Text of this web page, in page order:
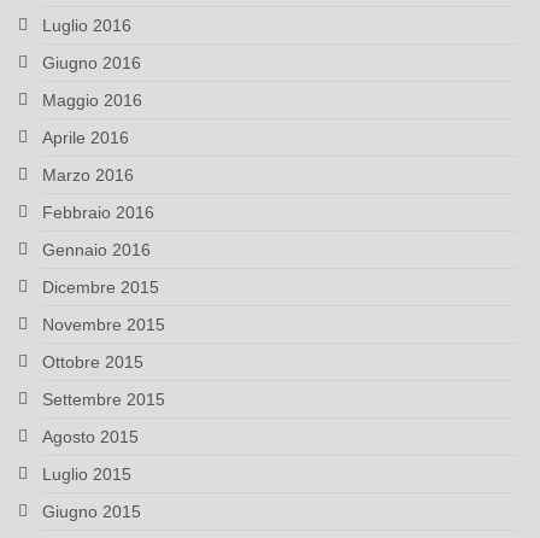
Luglio 2016
Giugno 2016
Maggio 2016
Aprile 2016
Marzo 2016
Febbraio 2016
Gennaio 2016
Dicembre 2015
Novembre 2015
Ottobre 2015
Settembre 2015
Agosto 2015
Luglio 2015
Giugno 2015